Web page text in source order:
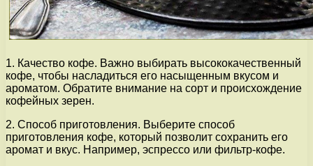
1. Качество кофе. Важно выбирать высококачественный
кофе, чтобы насладиться его насыщенным вкусом и
ароматом. Обратите внимание на сорт и происхождение
кофейных зерен.
2. Способ приготовления. Выберите способ
приготовления кофе, который позволит сохранить его
аромат и вкус. Например, эспрессо или фильтр-кофе.